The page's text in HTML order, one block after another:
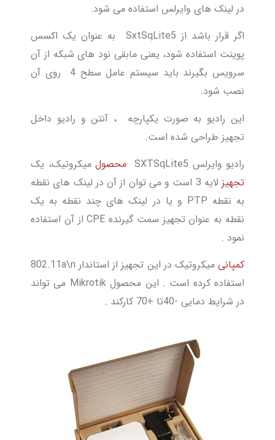
در لینک های وایرلس استفاده می شود.
اگر قرار باشد از SxtSqLite5 به عنوان یک اکسس
پوینت استفاده شود، یعنی مابقی نود های شبکه از آن
سرویس بگیرند باید سیستم عامل سطح 4 روی آن
نصب شود.
این رادیو به صورت یکپارچه ، آنتن و رادیو داخل
تجهیز طراحی شده است.
رادیو وایرلس SXTSqLite5
محصول میکروتیک، یک
تجهیز
لایه 3 است و می توان از آن در لینک های نقطه
به نقطه PTP و یا در لینک های چند نقطه به یک
نقطه به عنوان تجهیز سمت گیرنده CPE از آن استفاده
نمود .
کمپانی
میکروتیک در این تجهیز از استاندار 802.11a\n
استفاده کرده است . این محصول Mikrotik می تواند
در شرایط دمایی -40تا +70 کارکند .